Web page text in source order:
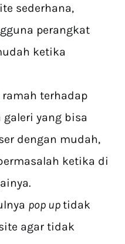
sederhana,
perangkat
ketika
terhadap
yang bisa
dengan mudah,
ketika di
pop uptidak
agar tidak